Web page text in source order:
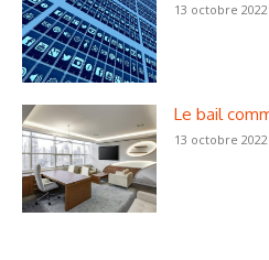
13 octobre 2022
Le bail
13 octobre 2022